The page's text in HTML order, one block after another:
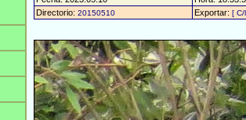
Directorio: 20150510 Exportar: [ C/